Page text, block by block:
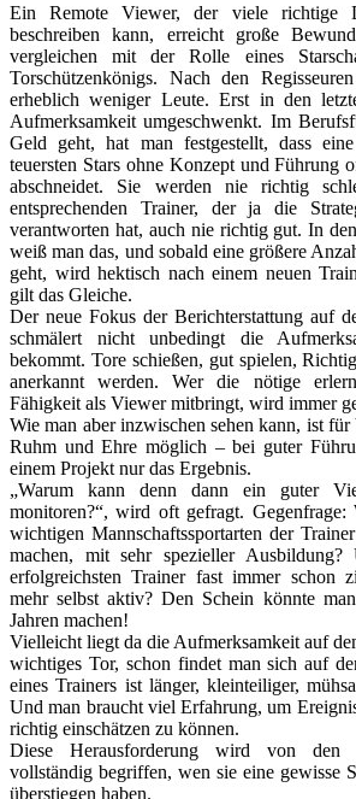
Ein Remote Viewer, der viele richtige
beschreiben kann, erreicht große
vergleichen mit der Rolle eines
Torschützenkönigs. Nach den
erheblich weniger Leute. Erst in den
Aufmerksamkeit umgeschwenkt. Im
Geld geht, hat man festgestellt, dass
teuersten Stars ohne Konzept und Führung
abschneidet. Sie werden nie richtig
entsprechenden Trainer, der ja die
verantworten hat, auch nie richtig gut. In
weiß man das, und sobald eine größere
geht, wird hektisch nach einem neuen
gilt das Gleiche.
Der neue Fokus der Berichterstattung auf
schmälert nicht unbedingt die
bekommt. Tore schießen, gut spielen,
anerkannt werden. Wer die nötige
Fähigkeit als Viewer mitbringt, wird immer
Wie man aber inzwischen sehen kann, ist
Ruhm und Ehre möglich – bei guter
einem Projekt nur das Ergebnis.
„Warum kann denn dann ein guter
monitoren?“, wird oft gefragt. Gegenfrage:
wichtigen Mannschaftssportarten der
machen, mit sehr spezieller
erfolgreichsten Trainer fast immer schon
mehr selbst aktiv? Den Schein könnte
Jahren machen!
Vielleicht liegt da die Aufmerksamkeit auf
wichtiges Tor, schon findet man sich auf
eines Trainers ist länger, kleinteiliger,
Und man braucht viel Erfahrung, um
richtig einschätzen zu können.
Diese Herausforderung wird von den
vollständig begriffen, wen sie eine gewisse
überstiegen haben.